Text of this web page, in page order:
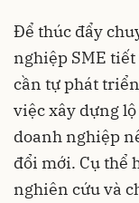
Để thúc đẩy
nghiệp SME
cần tự phát
việc xây dựng
doanh nghiệp
đổi mới. Cụ thể
nghiên cứu và